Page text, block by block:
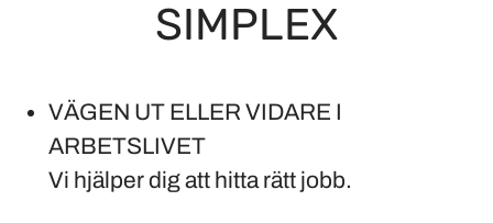
SIMPLEX
VÄGEN UT ELLER VIDARE I
ARBETSLIVET
Vi hjälper dig att hitta rätt jobb.